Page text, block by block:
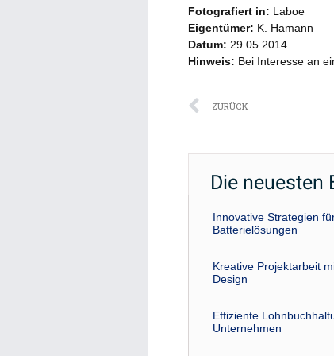
Fotografiert in: Laboe
Eigentümer: K. Hamann
Datum: 29.05.2014
Hinweis: Bei Interesse an
Zurück
ZURÜCK
Die neuesten
Innovative Strategien
Batterielösungen
Kreative Projektarbeit
Design
Effiziente
Unternehmen